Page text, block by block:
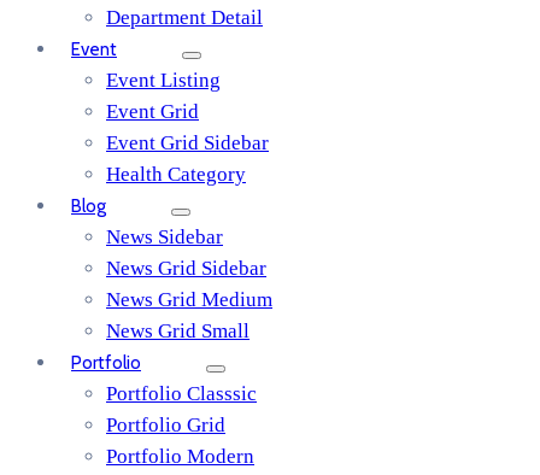
Department Detail
Event
Event Listing
Event Grid
Event Grid Sidebar
Health Category
Blog
News Sidebar
News Grid Sidebar
News Grid Medium
News Grid Small
Portfolio
Portfolio Classsic
Portfolio Grid
Portfolio Modern